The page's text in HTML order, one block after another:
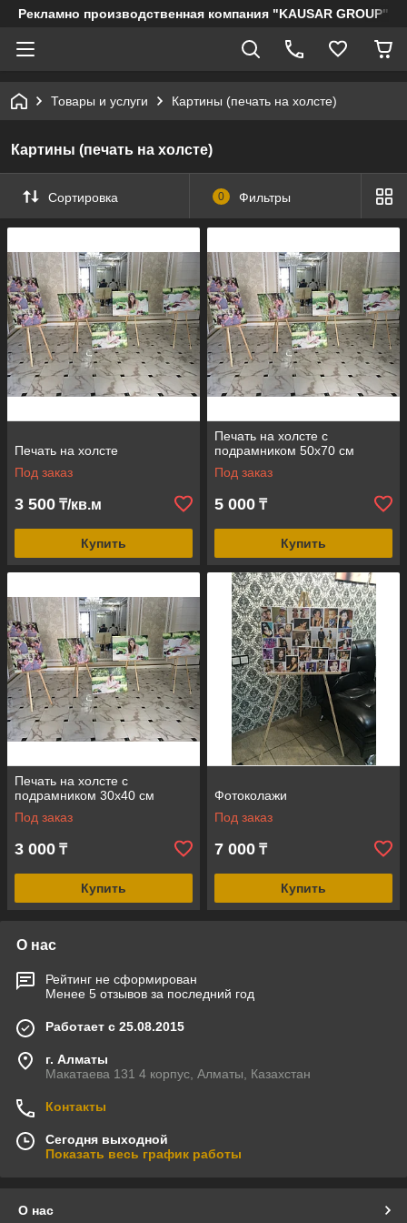
Рекламно производственная компания "KAUSAR GROUP"
Товары и услуги Картины (печать на холсте)
Картины (печать на холсте)
Сортировка 0 Фильтры
Печать на холсте
Под заказ
3 500 ₸/кв.м
Купить
Печать на холсте с
подрамником 50х70 см
Под заказ
5 000 ₸
Купить
Печать на холсте с
подрамником 30х40 см
Под заказ
3 000 ₸
Купить
Фотоколажи
Под заказ
7 000 ₸
Купить
О нас
Рейтинг не сформирован
Менее 5 отзывов за последний год
Работает с 25.08.2015
г. Алматы
Макатаева 131 4 корпус, Алматы, Казахстан
Контакты
Сегодня выходной
Показать весь график работы
О нас